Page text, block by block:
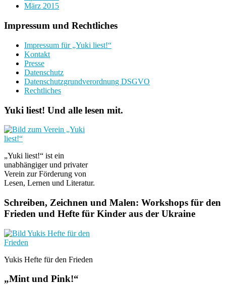
März 2015
Impressum und Rechtliches
Impressum für „Yuki liest!“
Kontakt
Presse
Datenschutz
Datenschutzgrundverordnung DSGVO
Rechtliches
Yuki liest! Und alle lesen mit.
„Yuki liest!“ ist ein
unabhängiger und privater
Verein zur Förderung von
Lesen, Lernen und Literatur.
Schreiben, Zeichnen und Malen: Workshops für den
Frieden und Hefte für Kinder aus der Ukraine
Yukis Hefte für den Frieden
„Mint und Pink!“